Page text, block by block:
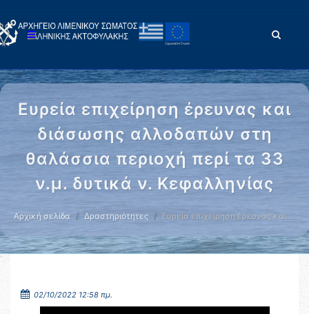
Ευρεία επιχείρηση έρευνας και
διάσωσης αλλοδαπών στη
θαλάσσια περιοχή περί τα 33
ν.μ. δυτικά ν. Κεφαλληνίας
Αρχική σελίδα Δραστηριότητες Ευρεία επιχείρηση έρευνας και …
02/10/2022 12:58 πμ.